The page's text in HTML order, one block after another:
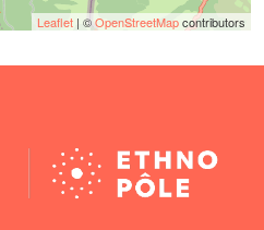
Leaflet | ©OpenStreetMapcontributors